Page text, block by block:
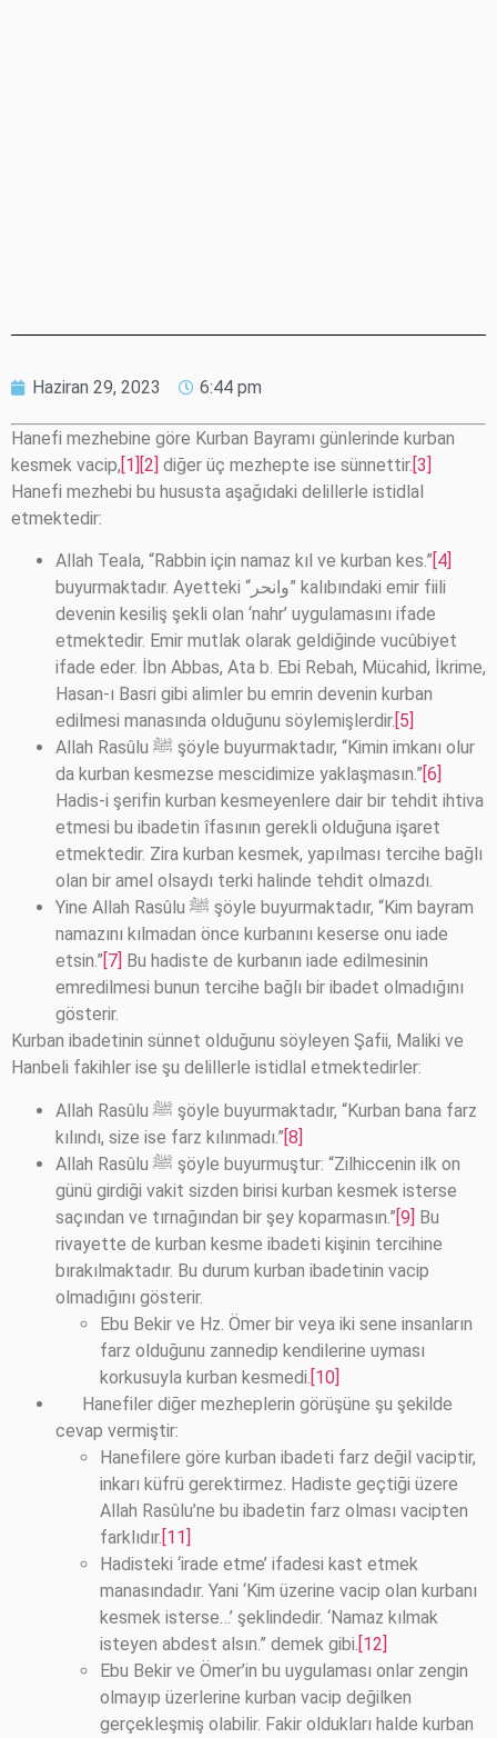
Haziran 29, 2023 6:44 pm
Hanefi mezhebine göre Kurban Bayramı günlerinde kurban
kesmek vacip,[1] [2] diğer üç mezhepte ise sünnettir.[3]
Hanefi mezhebi bu hususta aşağıdaki delillerle istidlal
etmektedir:
Allah Teala, “Rabbin için namaz kıl ve kurban kes.” [4]
buyurmaktadır. Ayetteki “وانحر” kalıbındaki emir fiili
devenin kesiliş şekli olan ‘nahr’ uygulamasını ifade
etmektedir. Emir mutlak olarak geldiğinde vucûbiyet
ifade eder. İbn Abbas, Ata b. Ebi Rebah, Mücahid, İkrime,
Hasan-ı Basri gibi alimler bu emrin devenin kurban
edilmesi manasında olduğunu söylemişlerdir. [5]
Allah Rasûlu ﷺ şöyle buyurmaktadır, “Kimin imkanı olur
da kurban kesmezse mescidimize yaklaşmasın.” [6]
Hadis-i şerifin kurban kesmeyenlere dair bir tehdit ihtiva
etmesi bu ibadetin îfasının gerekli olduğuna işaret
etmektedir. Zira kurban kesmek, yapılması tercihe bağlı
olan bir amel olsaydı terki halinde tehdit olmazdı.
Yine Allah Rasûlu ﷺ şöyle buyurmaktadır, “Kim bayram
namazını kılmadan önce kurbanını keserse onu iade
etsin.” [7] Bu hadiste de kurbanın iade edilmesinin
emredilmesi bunun tercihe bağlı bir ibadet olmadığını
gösterir.
Kurban ibadetinin sünnet olduğunu söyleyen Şafii, Maliki ve
Hanbeli fakihler ise şu delillerle istidlal etmektedirler:
Allah Rasûlu ﷺ şöyle buyurmaktadır, “Kurban bana farz
kılındı, size ise farz kılınmadı.”[8]
Allah Rasûlu ﷺ şöyle buyurmuştur: “Zilhiccenin ilk on
günü girdiği vakit sizden birisi kurban kesmek isterse
saçından ve tırnağından bir şey koparmasın.”[9] Bu
rivayette de kurban kesme ibadeti kişinin tercihine
bırakılmaktadır. Bu durum kurban ibadetinin vacip
olmadığını gösterir.
Ebu Bekir ve Hz. Ömer bir veya iki sene insanların
farz olduğunu zannedip kendilerine uyması
korkusuyla kurban kesmedi. [10]
Hanefiler diğer mezheplerin görüşüne şu şekilde
cevap vermiştir:
Hanefilere göre kurban ibadeti farz değil vaciptir,
inkarı küfrü gerektirmez. Hadiste geçtiği üzere
Allah Rasûlu’ne bu ibadetin farz olması vacipten
farklıdır. [11]
Hadisteki ‘irade etme’ ifadesi kast etmek
manasındadır. Yani ‘Kim üzerine vacip olan kurbanı
kesmek isterse…’ şeklindedir. ‘Namaz kılmak
isteyen abdest alsın.” demek gibi. [12]
Ebu Bekir ve Ömer’in bu uygulaması onlar zengin
olmayıp üzerlerine kurban vacip değilken
gerçekleşmiş olabilir. Fakir oldukları halde kurban